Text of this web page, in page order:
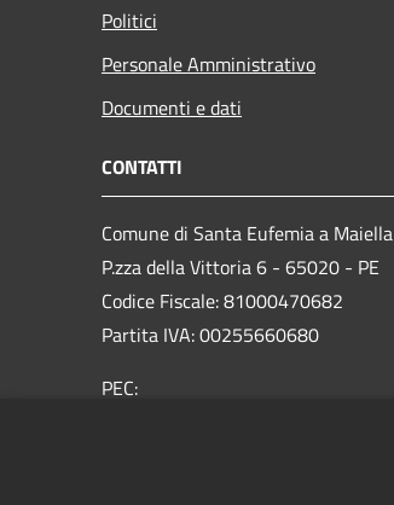
Politici
Personale Amministrativo
Documenti e dati
CONTATTI
Comune di Santa Eufemia a Maiella
P.zza della Vittoria 6 - 65020 - PE
Codice Fiscale: 81000470682
Partita IVA: 00255660680
PEC: